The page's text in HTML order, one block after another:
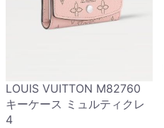
LOUIS VUITTON M82760
キーケース ミュルティクレ
4